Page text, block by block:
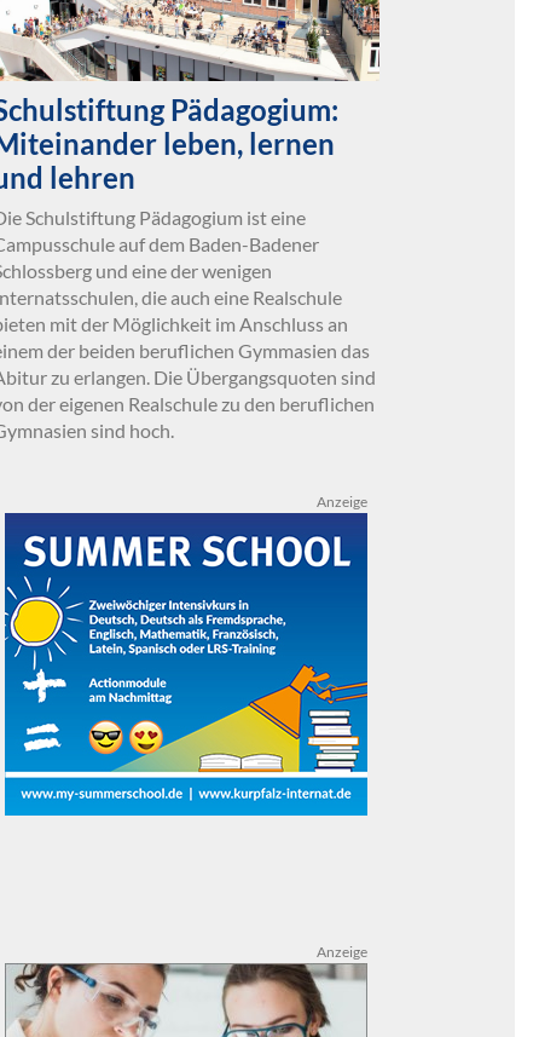
Pädagogium:
leben, lernen
lehren
Schulstiftung Pädagogium ist eine
auf dem Baden-Badener
und eine der wenigen
die auch eine Realschule
mit der Möglichkeit im Anschluss an
der beiden beruflichen Gymmasien das
zu erlangen. Die Übergangsquoten sind
der eigenen Realschule zu den beruflichen
sind hoch.
Anzeige
Anzeige